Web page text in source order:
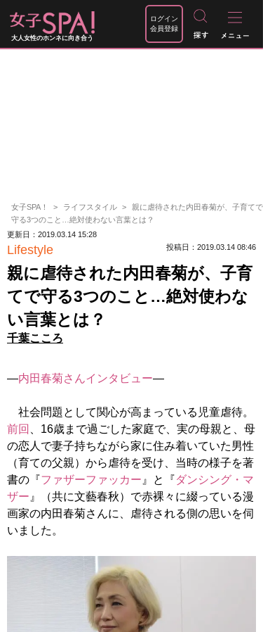
大人女性のホンネに向き合う
ログイン
会員登録
女子SPA！ ライフスタイル
親に虐待された内田春菊が、子育てで
守る3つのこと…絶対使わない言葉とは？
更新日：2019.03.14 15:28
Lifestyle 投稿日：2019.03.14 08:46
親に虐待された内田春菊が、子育
てで守る3つのこと…絶対使わな
い言葉とは？
千葉こころ
―内田春菊さんインタビュー―
社会問題として関心が高まっている児童虐待。
前回
、16歳まで過ごした家庭で、実の母親と、母
の恋人で妻子持ちながら家に住み着いていた男性
（育ての父親）から虐待を受け、当時の様子を著
書の『ファザーファッカー 』と『ダンシング・マ
ザー 』（共に文藝春秋）で赤裸々に綴っている漫
画家の内田春菊さんに、虐待される側の思いを伺
いました。